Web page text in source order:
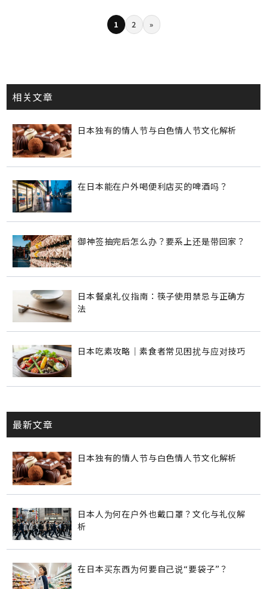
1 2 »
相关文章
日本独有的情人节与白色情人节文化解析
在日本能在户外喝便利店买的啤酒吗？
御神签抽完后怎么办？要系上还是带回家？
日本餐桌礼仪指南：筷子使用禁忌与正确方
法
日本吃素攻略｜素食者常见困扰与应对技巧
最新文章
日本独有的情人节与白色情人节文化解析
日本人为何在户外也戴口罩？文化与礼仪解
析
在日本买东西为何要自己说“要袋子”？